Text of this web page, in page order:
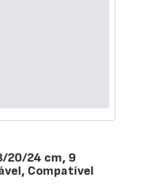
20/24 cm, 9
Compatível